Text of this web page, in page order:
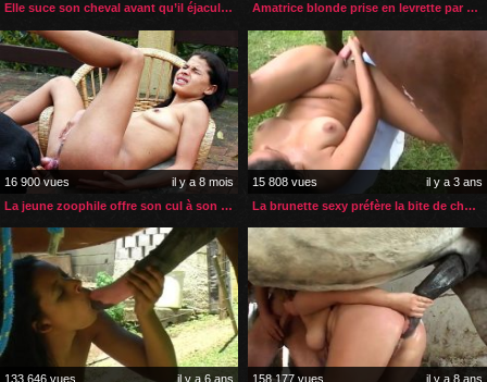
Elle suce son cheval avant qu’il éjacule dans son cul
Amatrice blonde prise en levrette par son chien
16 900 vues
il y a 8 mois
La jeune zoophile offre son cul à son chien pour une sodomie
15 808 vues
il y a 3 ans
La brunette sexy préfère la bite de cheval pour son plaisir
133 646 vues il y a 6 ans 158 177 vues il y a 8 ans